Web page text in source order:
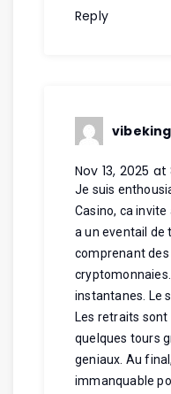
Reply
Nov 13, 2025 at
Je suis
Casino, ca
a un eventail de
comprenant
instantanes. Le
Les retraits
quelques tours
geniaux. Au
immanquable